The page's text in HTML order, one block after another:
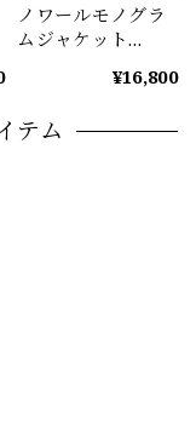
ノワールモノグラ
ムジャケット
¥16,800
テム